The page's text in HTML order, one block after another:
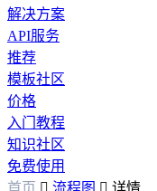
解决方案
API服务
推荐
模板社区
价格
入门教程
知识社区
免费使用
首页  流程图  详情